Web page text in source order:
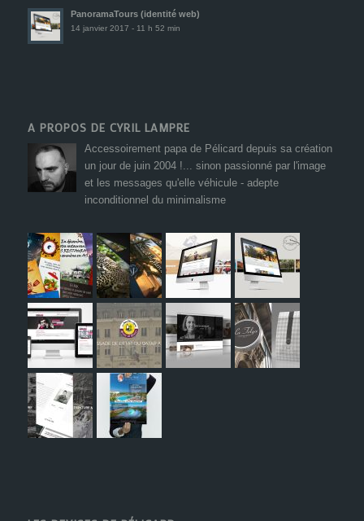
PanoramaTours (identité web)
14 janvier 2017 - 11 h 52 min
A PROPOS DE CYRIL LAMPRE
Accessoirement papa de Pélicard depuis sa création
un jour de juin 2004 !... sinon passionné par l'image
et les messages qu'elle véhicule - adepte
inconditionnel du minimalisme